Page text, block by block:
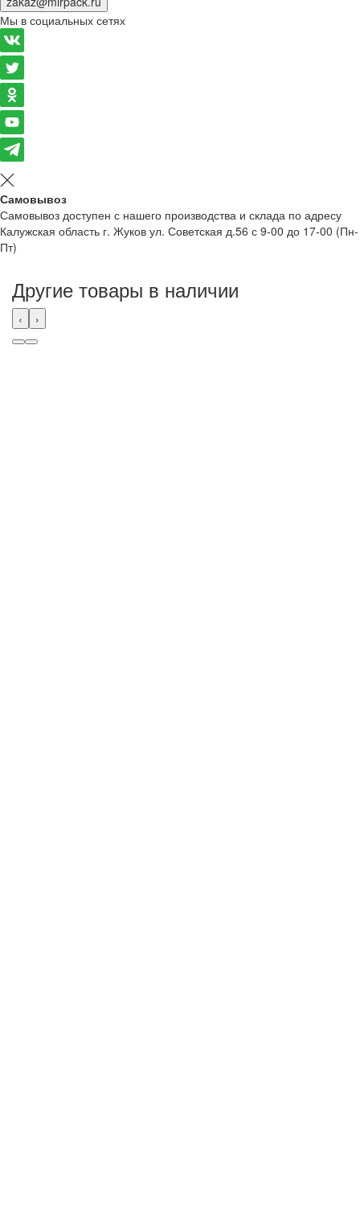
Мы в социальных сетях
Самовывоз
Самовывоз доступен с нашего производства и склада по адресу
Калужская область г. Жуков ул. Советская д.56 с 9-00 до 17-00 (Пн-
Пт)
Другие товары в наличии
‹ ›